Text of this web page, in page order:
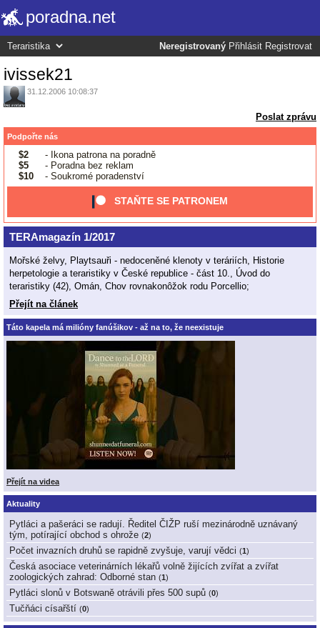
poradna.net
Neregistrovaný Přihlásit Registrovat
ivissek21
31.12.2006 10:08:37
Poslat zprávu
Podpořte nás
$2
- Ikona patrona na poradně
$5
- Poradna bez reklam
$10
- Soukromé poradenství
STAŇTE SE PATRONEM
TERAmagazín 1/2017
Mořské želvy, Playtsauři - nedoceněné klenoty v teráriích, Historie
herpetologie a teraristiky v České republice - část 10., Úvod do
teraristiky (42), Omán, Chov rovnakonôžok rodu Porcellio;
Přejít na článek
Táto kapela má milióny fanúšikov - až na to, že neexistuje
Přejít na videa
Aktuality
Pytláci a pašeráci se radují. Ředitel ČIŽP ruší mezinárodně uznávaný
tým, potírající obchod s ohrože (2)
Počet invazních druhů se rapidně zvyšuje, varují vědci (1)
Česká asociace veterinárních lékařů volně žijících zvířat a zvířat
zoologických zahrad: Odborné stan (1)
Pytláci slonů v Botswaně otrávili přes 500 supů (0)
Tučňáci císařští (0)